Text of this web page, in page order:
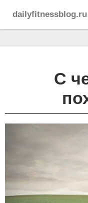
dailyfitnessblog.ru
С